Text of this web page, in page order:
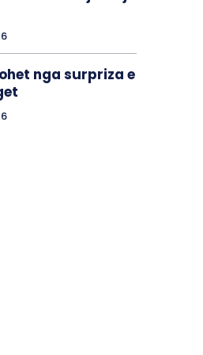
nga surpriza e